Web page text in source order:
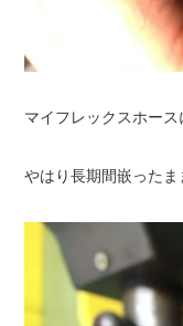
マイフレックスホース
やはり長期間嵌ったま